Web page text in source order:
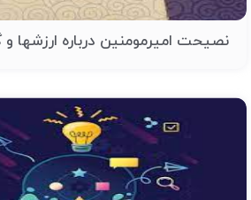
نصیحت امیرمومنین درباره ارزشها و